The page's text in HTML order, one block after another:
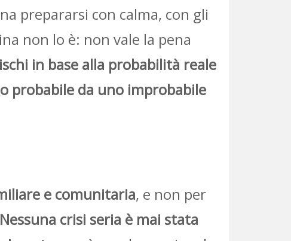
prepararsi con calma, con gli
non lo è: non vale la pena
in base alla probabilità reale
probabile da uno improbabile
e comunitaria, e non per
Nessuna crisi seria è mai stata